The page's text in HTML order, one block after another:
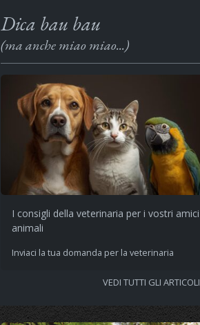
Dica bau bau
(ma anche miao miao...)
I consigli della veterinaria per i vostri amici
animali
Inviaci la tua domanda per la veterinaria
VEDI TUTTI GLI ARTICOLI